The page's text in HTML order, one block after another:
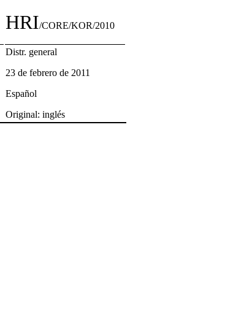
HRI/CORE/KOR/2010
Distr. general
23 de febrero de 2011
Español
Original: inglés